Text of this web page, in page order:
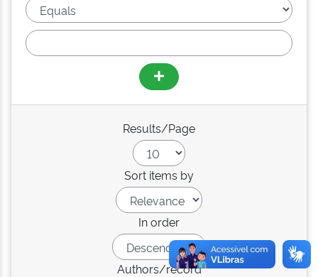
Results/Page
Sort items by
In order
Authors/record